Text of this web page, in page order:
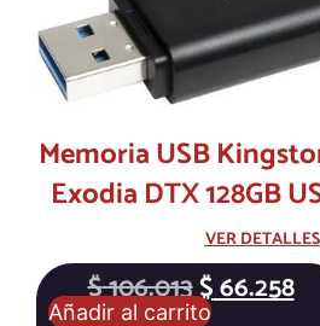
Memoria USB
Exodia DTX 128GB
VER DETALLES
$106.013$66.258
Añadir al carrito